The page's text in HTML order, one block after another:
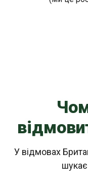
У відмовах
шукає